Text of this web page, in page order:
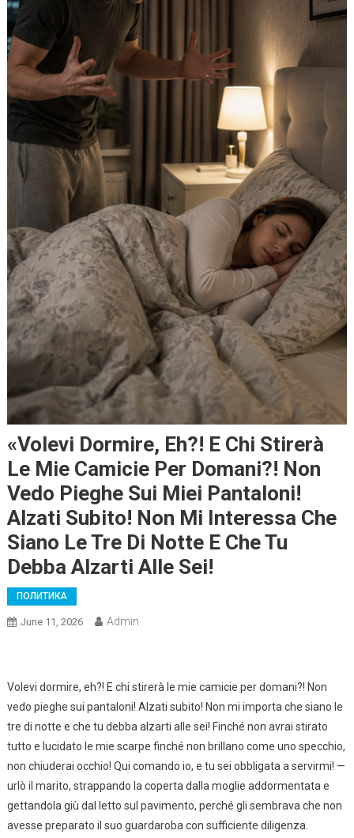
«Volevi Dormire, Eh?! E Chi Stirerà
Le Mie Camicie Per Domani?! Non
Vedo Pieghe Sui Miei Pantaloni!
Alzati Subito! Non Mi Interessa Che
Siano Le Tre Di Notte E Che Tu
Debba Alzarti Alle Sei!
ПОЛИТИКА
June 11, 2026 Admin
Volevi dormire, eh?! E chi stirerà le mie camicie per domani?! Non
vedo pieghe sui pantaloni! Alzati subito! Non mi importa che siano le
tre di notte e che tu debba alzarti alle sei! Finché non avrai stirato
tutto e lucidato le mie scarpe finché non brillano come uno specchio,
non chiuderai occhio! Qui comando io, e tu sei obbligata a servirmi! —
urlò il marito, strappando la coperta dalla moglie addormentata e
gettandola giù dal letto sul pavimento, perché gli sembrava che non
avesse preparato il suo guardaroba con sufficiente diligenza.